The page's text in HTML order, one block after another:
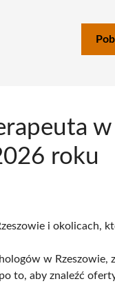
roku
i okolicach,
w Rzeszowie,
to, aby znaleźć